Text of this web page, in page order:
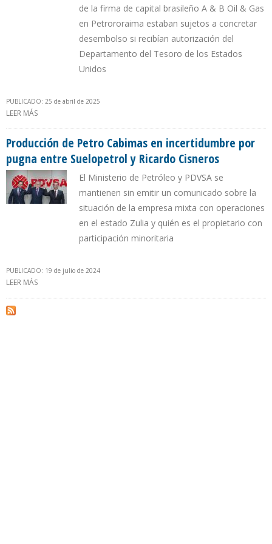
de la firma de capital brasileño A & B Oil & Gas
en Petrororaima estaban sujetos a concretar
desembolso si recibían autorización del
Departamento del Tesoro de los Estados
Unidos
PUBLICADO: 25 de abril de 2025
LEER MÁS
Producción de Petro Cabimas en incertidumbre por
pugna entre Suelopetrol y Ricardo Cisneros
El Ministerio de Petróleo y PDVSA se
mantienen sin emitir un comunicado sobre la
situación de la empresa mixta con operaciones
en el estado Zulia y quién es el propietario con
participación minoritaria
PUBLICADO: 19 de julio de 2024
LEER MÁS